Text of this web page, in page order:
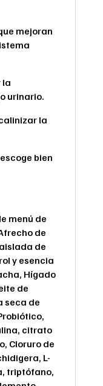
mejoran
la
urinario.
la
bien
menú de
de
de
y esencia
Hígado
de
seca de
citrato
Cloruro de
L-
triptófano,